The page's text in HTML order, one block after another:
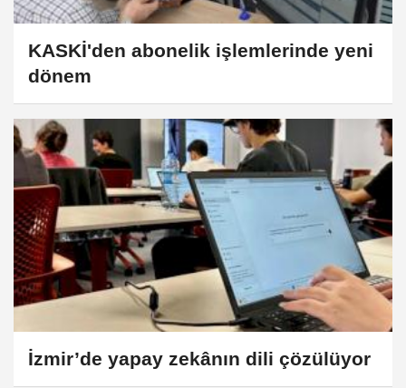
KASKİ'den abonelik işlemlerinde yeni
dönem
İzmir’de yapay zekânın dili çözülüyor